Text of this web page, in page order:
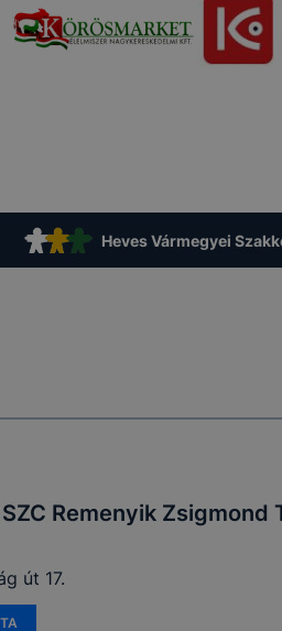
Heves Vármegyei
Remenyik Zsigmond
út 17.
kat? Minden modern
A legtöbb böngésző
a cookie-kat, de ezek
mivel a cookie-k célja
vagy lehetővé tétele,